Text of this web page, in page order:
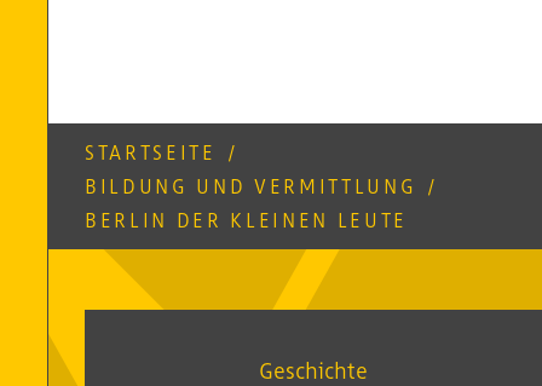
STARTSEITE
/
BILDUNG UND VERMITTLUNG
/
BERLIN DER KLEINEN LEUTE
Geschichte